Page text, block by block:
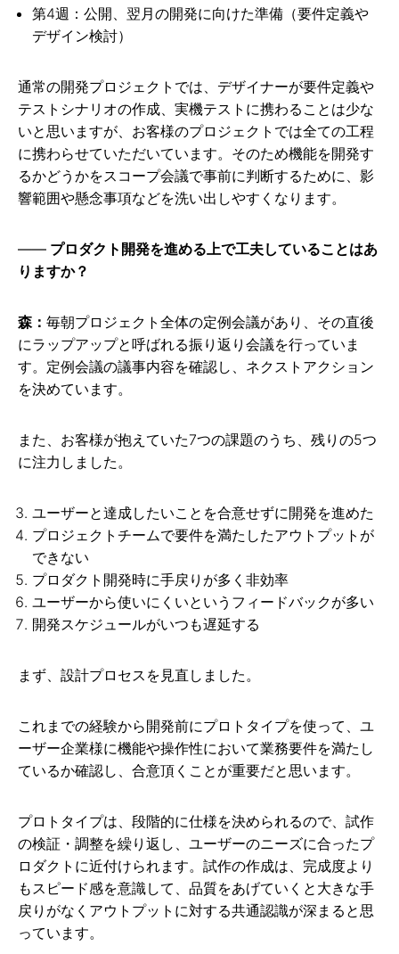
第4週：公開、翌月の開発に向けた準備（要件定義や
デザイン検討）
通常の開発プロジェクトでは、デザイナーが要件定義や
テストシナリオの作成、実機テストに携わることは少な
いと思いますが、お客様のプロジェクトでは全ての工程
に携わらせていただいています。そのため機能を開発す
るかどうかをスコープ会議で事前に判断するために、影
響範囲や懸念事項などを洗い出しやすくなります。
プロダクト開発を進める上で工夫していることはあ
りますか？
森： 毎朝プロジェクト全体の定例会議があり、その直後
にラップアップと呼ばれる振り返り会議を行っていま
す。定例会議の議事内容を確認し、ネクストアクション
を決めています。
また、お客様が抱えていた7つの課題のうち、残りの5つ
に注力しました。
ユーザーと達成したいことを合意せずに開発を進めた
プロジェクトチームで要件を満たしたアウトプットが
できない
プロダクト開発時に手戻りが多く非効率
ユーザーから使いにくいというフィードバックが多い
開発スケジュールがいつも遅延する
まず、設計プロセスを見直しました。
これまでの経験から開発前にプロトタイプを使って、ユ
ーザー企業様に機能や操作性において業務要件を満たし
ているか確認し、合意頂くことが重要だと思います。
プロトタイプは、段階的に仕様を決められるので、試作
の検証・調整を繰り返し、ユーザーのニーズに合ったプ
ロダクトに近付けられます。試作の作成は、完成度より
もスピード感を意識して、品質をあげていくと大きな手
戻りがなくアウトプットに対する共通認識が深まると思
っています。